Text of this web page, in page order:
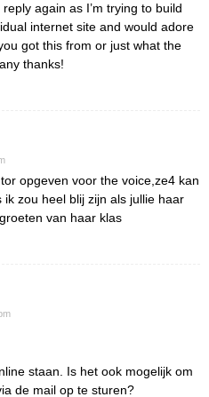
again as I’m trying to build
internet site and would adore
got this from or just what the
thanks!
opgeven voor the voice,ze4 kan
ik zou heel blij zijn als jullie haar
van haar klas
staan. Is het ook mogelijk om
de mail op te sturen?